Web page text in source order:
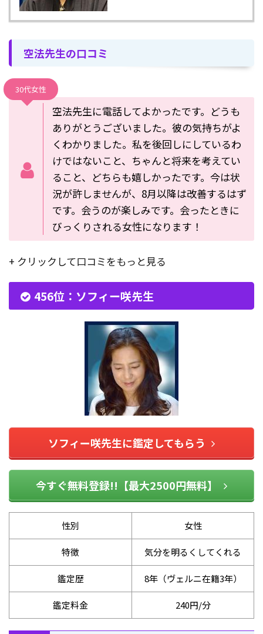
空法先生の口コミ
30代女性
空法先生に電話してよかったです。どうも
ありがとうございました。彼の気持ちがよ
くわかりました。私を後回しにしているわ
けではないこと、ちゃんと将来を考えてい
ること、どちらも嬉しかったです。今は状
況が許しませんが、8月以降は改善するはず
です。会うのが楽しみです。会ったときに
びっくりされる女性になります！
+ クリックして口コミをもっと見る
456位：ソフィー咲先生
ソフィー咲先生に鑑定してもらう
今すぐ無料登録!!【最大2500円無料】
性別 女性
特徴 気分を明るくしてくれる
鑑定歴 8年（ヴェルニ在籍3年）
鑑定料金 240円/分